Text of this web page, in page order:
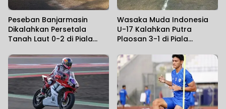
Peseban Banjarmasin
Dikalahkan Persetala
Tanah Laut 0-2 di Piala
Wasaka Muda Indonesia
U-17 Kalahkan Putra
Plaosan 3-1 di Piala